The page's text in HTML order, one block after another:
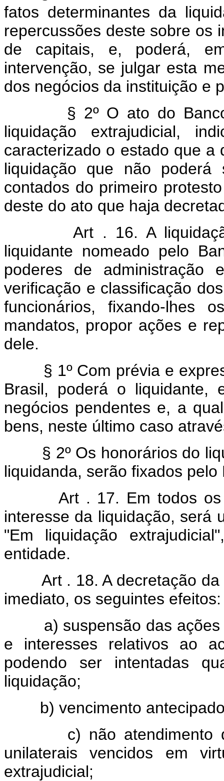
fatos determinantes da
repercussões deste sobre os
de capitais, e, poderá,
intervenção, se julgar esta
dos negócios da instituição e
§ 2º O ato do Banco
liquidação extrajudicial,
caracterizado o estado que
liquidação que não
contados do primeiro
deste do ato que haja
Art . 16. A
liquidante nomeado pelo
poderes de administração
verificação e classificação
funcionários, fixando-lhes
mandatos, propor ações e
dele.
§ 1º Com prévia e
Brasil, poderá o liquidante,
negócios pendentes e, a
bens, neste último caso
§ 2º Os honorários do
liquidanda, serão fixados
Art . 17. Em todos
interesse da liquidação, será
"Em liquidação
entidade.
Art . 18. A decretação
imediato, os seguintes efeitos:
a) suspensão das ações
e interesses relativos ao
podendo ser intentadas
liquidação;
b) vencimento
c) não atendimento das
unilaterais vencidos em
extrajudicial;